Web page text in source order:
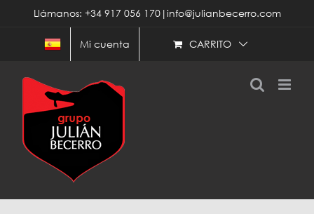
contenido
Llámanos: +34 917 056 170|info@julianbecerro.com
Mi cuenta CARRITO